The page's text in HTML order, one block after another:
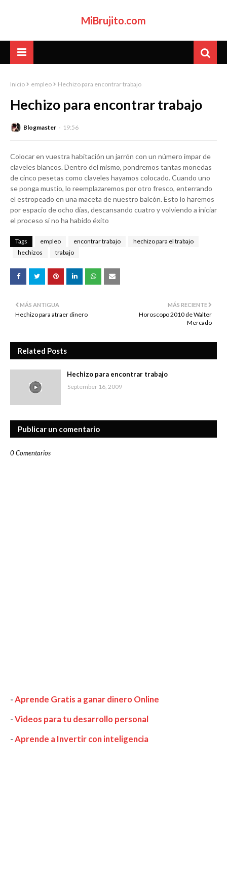
MiBrujito.com
Inicio empleo Hechizo para encontrar trabajo
Hechizo para encontrar trabajo
Blogmaster 19:56
Colocar en vuestra habitación un jarrón con un número impar de
claveles blancos. Dentro del mismo, pondremos tantas monedas
de cinco pesetas como claveles hayamos colocado. Cuando uno
se ponga mustio, lo reemplazaremos por otro fresco, enterrando
el estropeado en una maceta de nuestro balcón. Esto lo haremos
por espacio de ocho días, descansando cuatro y volviendo a iniciar
el proceso si no ha habido éxito
Tags empleo encontrar trabajo
hechizo para el trabajo
hechizos
trabajo
MÁS RECIENTE
Horoscopo 2010 de Walter
Mercado
MÁS ANTIGUA
Hechizo para atraer dinero
Related Posts
Hechizo para encontrar trabajo
September 16, 2009
Publicar un comentario
0 Comentarios
-Aprende Gratis a ganar dinero Online
-Videos para tu desarrollo personal
-Aprende a Invertir con inteligencia